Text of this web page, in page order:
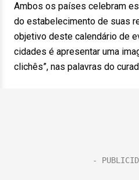
Ambos os países celebram
do estabelecimento de suas
objetivo deste calendário de
cidades é apresentar uma
clichês”, nas palavras do